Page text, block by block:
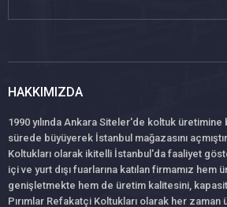
HAKKIMIZDA
1990 yılında Ankara Siteler'de koltuk
sürede büyüyerek İstanbul mağazasını
Koltukları olarak ikitelli İstanbul'da faaliyet
içi ve yurt dışı fuarlarına katılan firmamız hem
genişletmekte hem de üretim kalitesini,
Pırımlar Refakatçi Koltukları olarak her zaman